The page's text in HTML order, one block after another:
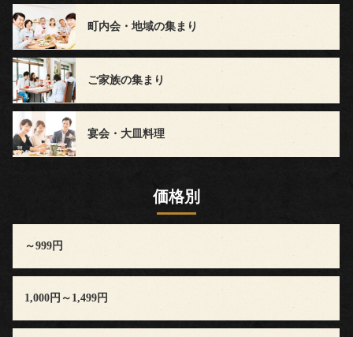
そ
の
他
ご
予
ぶ
町内会・地域の集まり
ご家族の集まり
宴会・大皿料理
価格別
～999円
1,000円～1,499円